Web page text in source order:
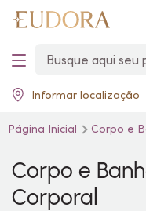
Informar localização
Página Inicial Corpo e
Corpo e
Corporal